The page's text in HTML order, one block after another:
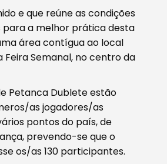
e que reúne as condições
para a melhor prática desta
área contígua ao local
Feira Semanal, no centro da
Petanca Dublete estão
as jogadores/as
pontos do país, de
prevendo-se que o
os/as 130 participantes.